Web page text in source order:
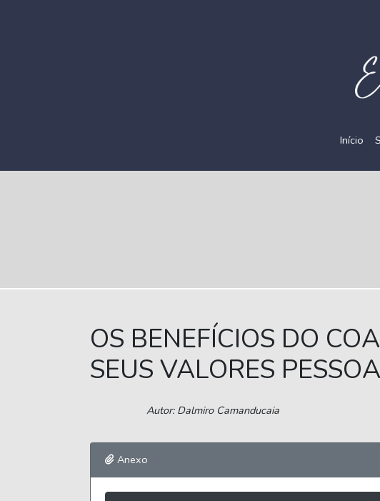
Início
OS BENEFÍCIOS DO
SEUS VALORES
Autor: Dalmiro Camanducaia
Anexo